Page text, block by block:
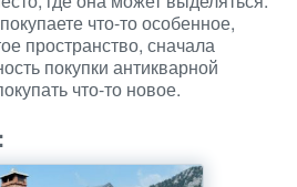
что-то особенное,
пространство, сначала
покупки антикварной
что-то новое.